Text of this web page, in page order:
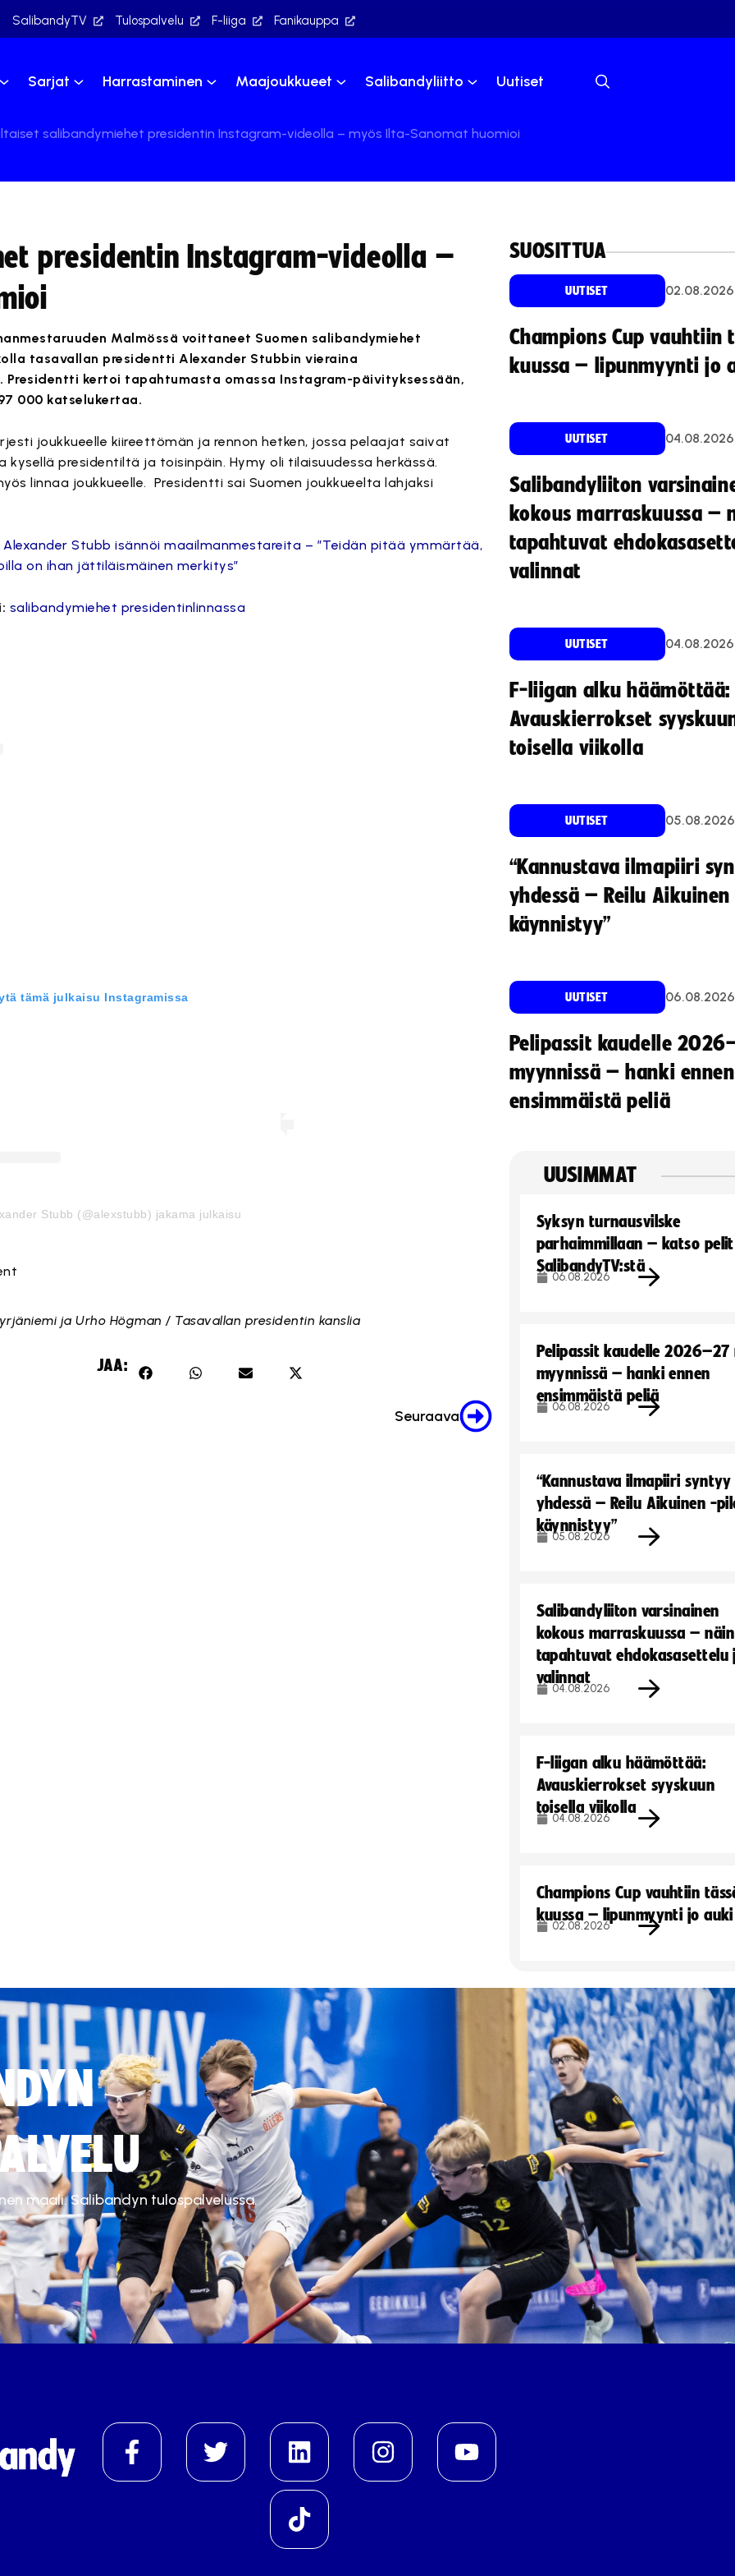
SalibandyTV Tulospalvelu F-liiga Fanikauppa
Sarjat Harrastaminen Maajoukkueet Salibandyliitto Uutiset
salibandymiehet presidentin Instagram-videolla – myös Ilta-Sanomat huomioi
presidentin Instagram-videolla –
Malmössä voittaneet Suomen salibandymiehet
tasavallan presidentti Alexander Stubbin vieraina
Presidentti kertoi tapahtumasta omassa Instagram-päivityksessään,
000 katselukertaa.
joukkueelle kiireettömän ja rennon hetken, jossa pelaajat saivat
kysellä presidentiltä ja toisinpäin. Hymy oli tilaisuudessa herkässä.
linnaa joukkueelle. Presidentti sai Suomen joukkueelta lahjaksi
Alexander Stubb isännöi maailmanmestareita – ”Teidän pitää ymmärtää,
on ihan jättiläismäinen merkitys”
salibandymiehet presidentinlinnassa
tämä julkaisu Instagramissa
Stubb (@alexstubb) jakama julkaisu
ja Urho Högman / Tasavallan presidentin kanslia
JAA:
Seuraava
SUOSITTUA
UUTISET 02.08.2026
Champions Cup vauhtiin
kuussa – lipunmyynti jo
UUTISET 04.08.2026
Salibandyliiton
kokous marraskuussa –
tapahtuvat
valinnat
UUTISET 04.08.2026
F-liigan alku häämöttää:
Avauskierrokset
toisella viikolla
UUTISET 05.08.2026
“Kannustava ilmapiiri
yhdessä – Reilu
käynnistyy”
UUTISET 06.08.2026
Pelipassit kaudelle
myynnissä – hanki ennen
ensimmäistä peliä
UUSIMMAT
Syksyn turnausvilske
parhaimmillaan – katso pelit
SalibandyTV:stä
06.08.2026
Pelipassit kaudelle
myynnissä – hanki ennen
ensimmäistä peliä
06.08.2026
“Kannustava ilmapiiri syntyy
yhdessä – Reilu Aikuinen -
käynnistyy”
05.08.2026
Salibandyliiton varsinainen
kokous marraskuussa – näin
tapahtuvat ehdokasasettelu
valinnat
04.08.2026
F-liigan alku häämöttää:
Avauskierrokset syyskuun
toisella viikolla
04.08.2026
Champions Cup vauhtiin
kuussa – lipunmyynti jo auki
02.08.2026
maali. Salibandyn tulospalvelussa.